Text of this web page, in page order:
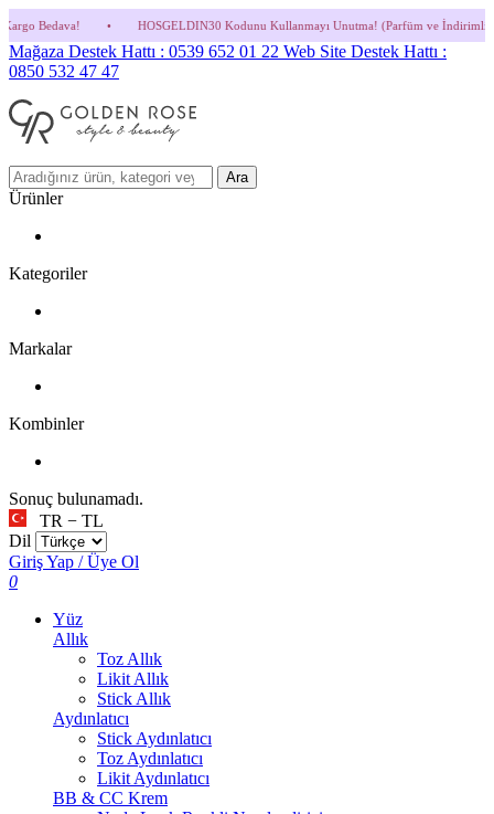
HOSGELDIN30 Kodunu Kullanmayı Unutma! (Parfüm ve İndirimli Ürünlerde Geçerli
Mağaza Destek Hattı : 0539 652 01 22 Web Site Destek Hattı :
0850 532 47 47
Ara
Ürünler
Kategoriler
Markalar
Kombinler
Sonuç bulunamadı.
TR − TL
Dil
Giriş Yap / Üye Ol
0
Yüz
Allık
Toz Allık
Likit Allık
Stick Allık
Aydınlatıcı
Stick Aydınlatıcı
Toz Aydınlatıcı
Likit Aydınlatıcı
BB & CC Krem